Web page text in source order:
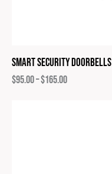
Smart Security Doorbells
$95.00–$165.00